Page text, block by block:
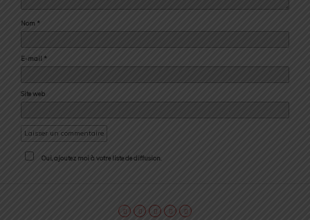
Nom *
E-mail *
Site web
Oui, ajoutez moi à votre liste de diffusion.